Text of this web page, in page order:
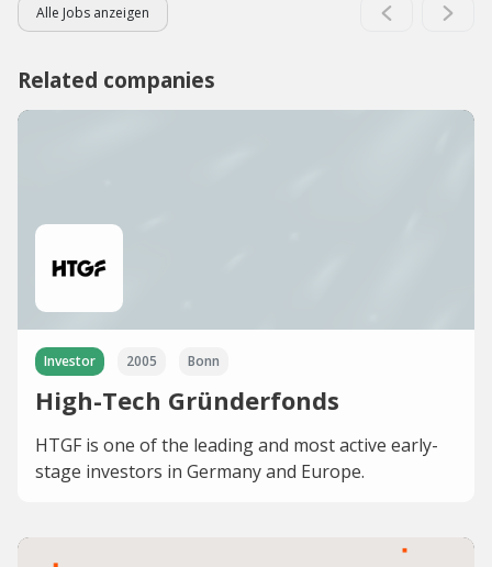
Alle Jobs anzeigen
Related companies
Investor 2005 Bonn
High-Tech Gründerfonds
HTGF is one of the leading and most active early-
stage investors in Germany and Europe.